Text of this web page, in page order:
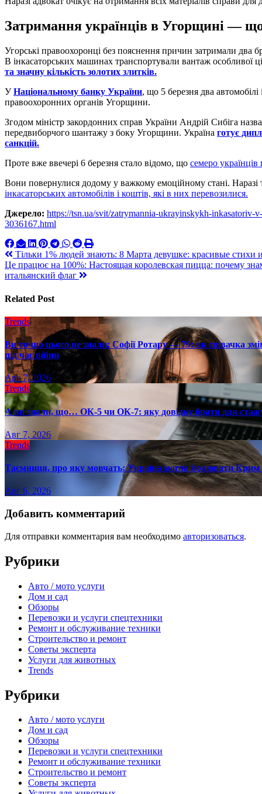
Затримання українців в Угорщині —
Угорські правоохоронці без пояснення причин затримали два
В інкасаторських машинах транспортували вантаж особливої
та значну кількість золотих злитків.
УНаціональному банку України, що 5 березня два
правоохоронних органів Угорщини.
Згодом міністр закордонних справ України Андрій Сибіга
передвиборчого шантажу з боку Угорщини. Україна готує
санкцій.
Проте вже ввечері 6 березня стало відомо, що семеро
Вони повернулися додому у важкому емоційному стані.
інкасаторських автомобілів і коштів, які в них перевозилися.
Джерело: https://tsn.ua/svit/zatrymannia-ukrayinskykh-
3036167.html
Навигация
по
Тільки 1% людей знають: 8 Марта девушке: красивые
Це працює на 100%: Настоящая королевская пицца: почему
итальянский флаг
Related Post
Trends
Ви точно цього не знали: Софії Ротару — 79: як співачка
під час війни
Авг 7, 2026
Trends
А ви знали, що… ОК-5 чи ОК-7: яку довідку брати для
Авг 7, 2026
Trends
Таємниця, про яку мовчать: Україна могла ізолювати
Авг 6, 2026
Добавить комментарий
Для отправки комментария вам необходимо авторизоваться.
Рубрики
Авто / мото услуги
Дом и сад
Обзоры
Перевозки и услуги спецтехники
Ремонт и обслуживание техники
Строительство и ремонт
Советы эксперта
Услуги для животных
Trends
Рубрики
Авто / мото услуги
Дом и сад
Обзоры
Перевозки и услуги спецтехники
Ремонт и обслуживание техники
Строительство и ремонт
Советы эксперта